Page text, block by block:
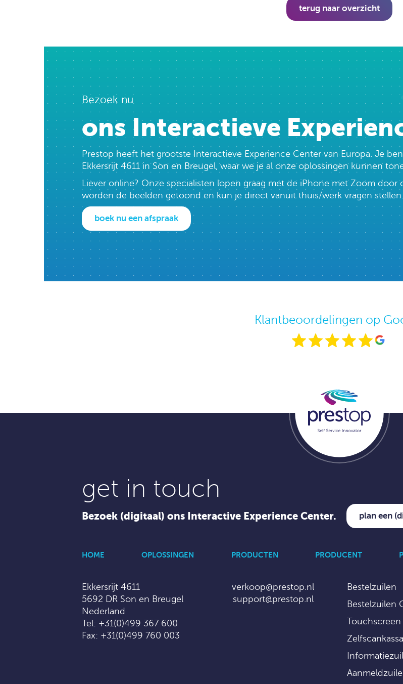
terug naar overzicht
Bezoek nu
ons Interactieve
Prestop heeft het grootste Interactieve Experience Center van Europa. Je
Ekkersrijt 4611 in Son en Breugel, waar we je al onze oplossingen kunnen
Liever online? Onze specialisten lopen graag met de iPhone met Zoom door
worden de beelden getoond en kun je direct vanuit thuis/werk vragen stellen.
boek nu een afspraak
Klantbeoordelingen op
get in touch
Bezoek (digitaal) ons Interactive Experience Center. plan een
HOME OPLOSSINGEN PRODUCTEN PRODUCENT
Ekkersrijt 4611
5692 DR Son en Breugel
Nederland
Tel: +31(0)499 367 600
Fax: +31(0)499 760 003
verkoop@prestop.nl
support@prestop.nl
Bestelzuilen
Bestelzuilen
Touchscreen